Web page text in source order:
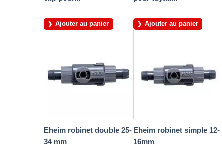
Ajouter au panier Ajouter au panier
Eheim robinet double 25-
34 mm
Eheim robinet simple 12-
16mm